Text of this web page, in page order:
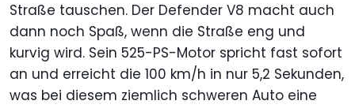
Straße tauschen. Der Defender V8 macht auch
dann noch Spaß, wenn die Straße eng und
kurvig wird. Sein 525-PS-Motor spricht fast sofort
an und erreicht die 100 km/h in nur 5,2 Sekunden,
was bei diesem ziemlich schweren Auto eine